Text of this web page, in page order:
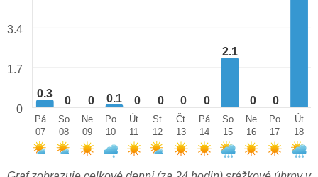
0.3
0 0 0.1 0 0 0 0
2.1
0 0
3.4
1.7
0
Pá
07
So
08
Ne
09
Po
10
Út
11
St
12
Čt
13
Pá
14
So
15
Ne
16
Po
17
Út
18